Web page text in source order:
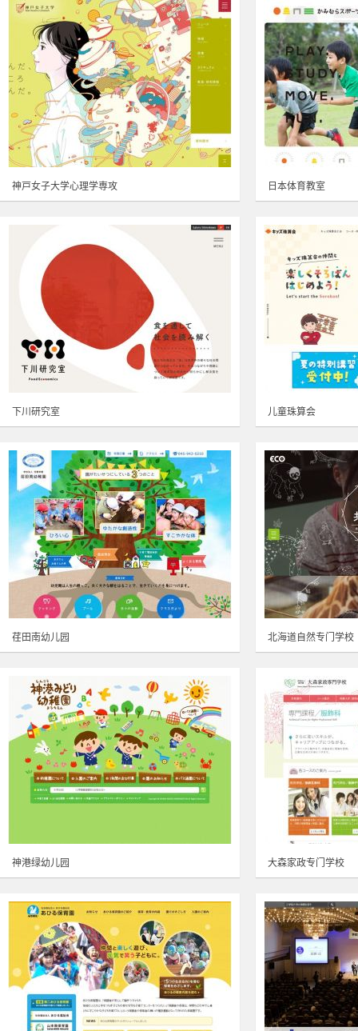
神戸女子大学心理学専攻 日本体育教室
下川研究室 儿童珠算会
荏田南幼儿园 北海道自然专门学校
神港绿幼儿园 大森家政专门学校